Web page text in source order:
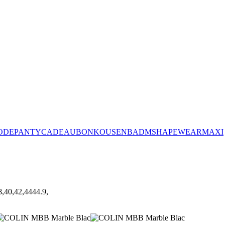
PANTYCADEAUBONKOUSENBADMSHAPEWEARMAXI